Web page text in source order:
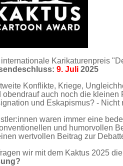
internationale Karikaturenpreis
9. Juli 2025
Konflikte, Kriege,
obendrauf auch noch die kleinen
und Eskapismus? - Nicht
waren immer eine
und humorvollen
wertvollen Beitrag zur
wir mit dem Kaktus 2025